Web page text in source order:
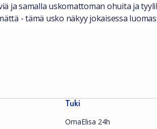
ja samalla uskomattoman ohuita ja
- tämä usko näkyy jokaisessa
Tuki
OmaElisa 24h